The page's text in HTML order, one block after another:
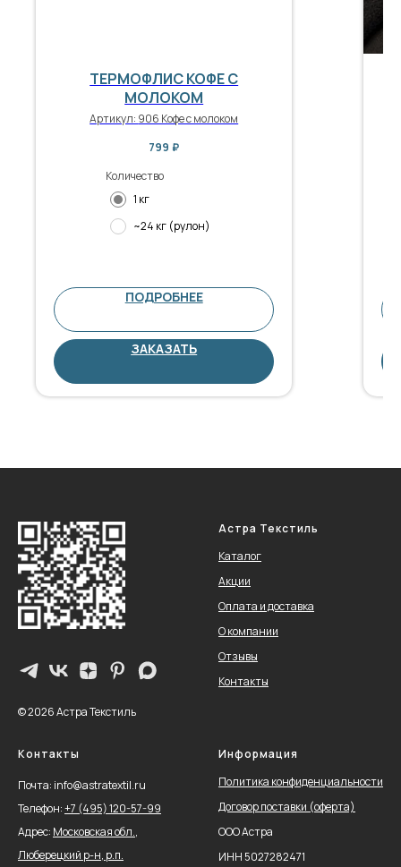
ТЕРМОФЛИС КОФЕ С
МОЛОКОМ
Артикул: 906 Кофе с молоком
799 ₽
Количество
1 кг
~24 кг (рулон)
ПОДРОБНЕЕ
ЗАКАЗАТЬ
© 2026 Астра Текстиль
Астра Текстиль
Каталог
Акции
Оплата и доставка
О компании
Отзывы
Контакты
Контакты
Почта: info@astratextil.ru
Телефон:+7 (495) 120-57-99
Адрес: Московская обл.,
Люберецкий р-н, р.п.
Информация
Политика конфиденциальности
Договор поставки (оферта)
ООО Астра
ИНН 5027282471